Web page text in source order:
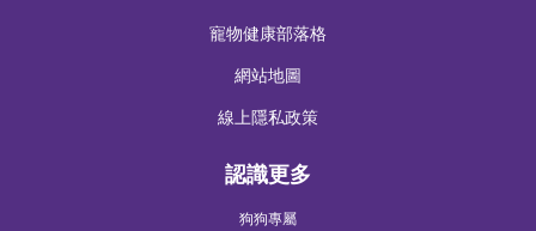
寵物健康部落格
網站地圖
線上隱私政策
認識更多
狗狗專屬